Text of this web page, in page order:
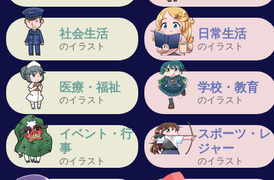
社会生活
のイラスト
日常生活
のイラスト
医療・福祉
のイラスト
学校・教育
のイラスト
イベント・行
事
のイラスト
スポーツ・レ
ジャー
のイラスト